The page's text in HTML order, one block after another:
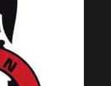
sportifs